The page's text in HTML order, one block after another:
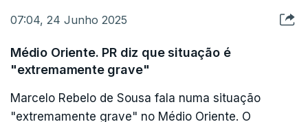
07:04, 24 Junho 2025
Médio Oriente. PR diz que situação é
"extremamente grave"
Marcelo Rebelo de Sousa fala numa situação
"extremamente grave" no Médio Oriente. O